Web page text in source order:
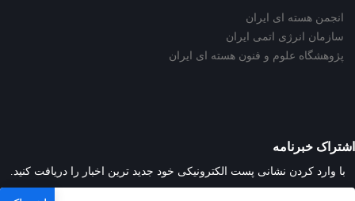
انجمن هسته ای ایران
سازمان انرژی اتمی ایران
پژوهشگاه علوم و فنون هسته ای ایران
اشتراک خبرنامه
با وارد کردن نشانی پست الکترونیکی خود جدید ترین اخبار را دریافت کنید.